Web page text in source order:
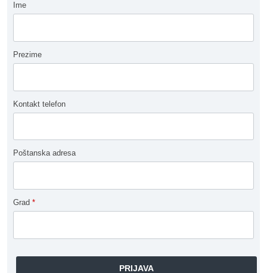
Ime
Prezime
Kontakt telefon
Poštanska adresa
Grad *